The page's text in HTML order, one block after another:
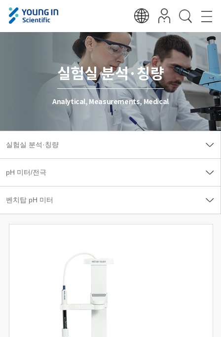
실험실 분석·칭량
Analytical, Measurements, Medical